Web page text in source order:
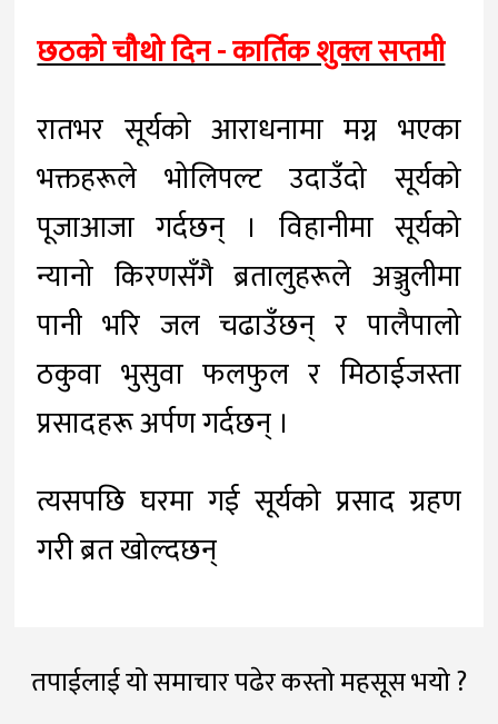
छठको चौथो दिन - कार्तिक शुक्ल सप्तमी
रातभर सूर्यको आराधनामा मग्न भएका
भक्तहरूले भोलिपल्ट उदाउँदो सूर्यको
पूजाआजा गर्दछन् । विहानीमा सूर्यको
न्यानो किरणसँगै ब्रतालुहरूले अञ्जुलीमा
पानी भरि जल चढाउँछन् र पालैपालो
ठकुवा भुसुवा फलफुल र मिठाईजस्ता
प्रसादहरू अर्पण गर्दछन् ।
त्यसपछि घरमा गई सूर्यको प्रसाद ग्रहण
गरी ब्रत खोल्दछन्
तपाईलाई यो समाचार पढेर कस्तो महसूस भयो ?